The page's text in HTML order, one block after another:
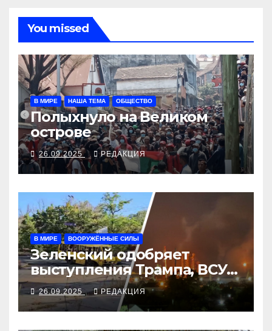
You missed
В МИРЕ НАША ТЕМА ОБЩЕСТВО
Полыхнуло на Великом
острове
26.09.2025 РЕДАКЦИЯ
В МИРЕ ВООРУЖЁННЫЕ СИЛЫ
Зеленский одобряет
выступления Трампа, ВСУ
закрыли Добропольский
рубеж
26.09.2025 РЕДАКЦИЯ